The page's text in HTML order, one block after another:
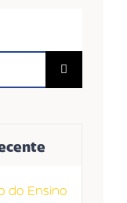
do Ensino